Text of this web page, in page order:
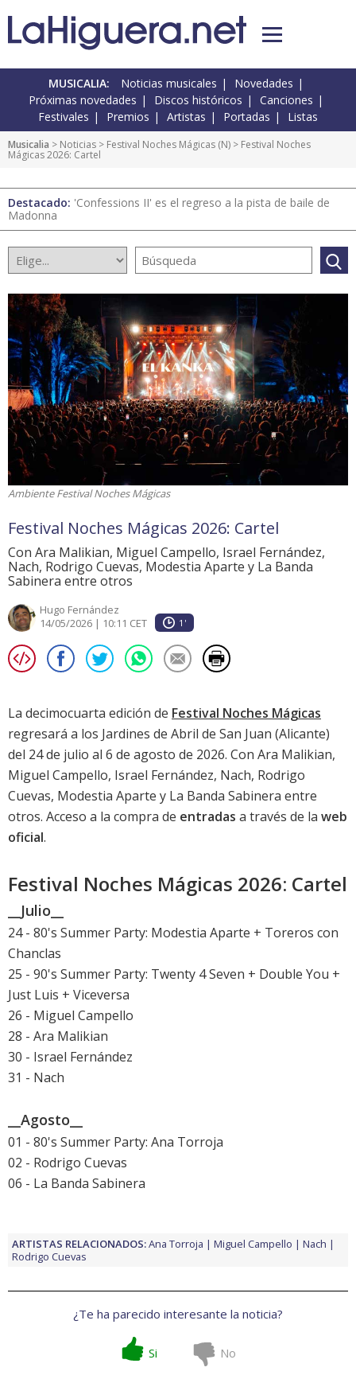
MUSICALIA: Noticias musicales
Novedades
Próximas novedades
Discos históricos
Canciones
Festivales
Premios Artistas Portadas Listas
Musicalia > Noticias > Festival Noches Mágicas (N) > Festival Noches
Mágicas 2026: Cartel
Destacado: 'Confessions II' es el regreso a la pista de baile de
Madonna
Ambiente Festival Noches Mágicas
Festival Noches Mágicas 2026: Cartel
Con Ara Malikian, Miguel Campello, Israel Fernández,
Nach, Rodrigo Cuevas, Modestia Aparte y La Banda
Sabinera entre otros
Hugo Fernández
14/05/2026 | 10:11 CET
1'
La decimocuarta edición de Festival Noches Mágicas
regresará a los Jardines de Abril de San Juan (Alicante)
del 24 de julio al 6 de agosto de 2026. Con Ara Malikian,
Miguel Campello, Israel Fernández, Nach, Rodrigo
Cuevas, Modestia Aparte y La Banda Sabinera entre
otros. Acceso a la compra de entradas a través de la web
oficial.
Festival Noches Mágicas 2026: Cartel
__Julio__
24 - 80's Summer Party: Modestia Aparte + Toreros con
Chanclas
25 - 90's Summer Party: Twenty 4 Seven + Double You +
Just Luis + Viceversa
26 - Miguel Campello
28 - Ara Malikian
30 - Israel Fernández
31 - Nach
__Agosto__
01 - 80's Summer Party: Ana Torroja
02 - Rodrigo Cuevas
06 - La Banda Sabinera
ARTISTAS RELACIONADOS:Ana Torroja Miguel Campello
Nach
Rodrigo Cuevas
¿Te ha parecido interesante la noticia?
Si No